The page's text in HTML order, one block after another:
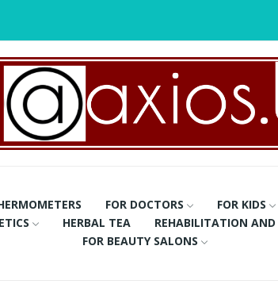
FOR DOCTORS FOR KIDS
HERBAL TEA REHABILITATION AND
FOR BEAUTY SALONS